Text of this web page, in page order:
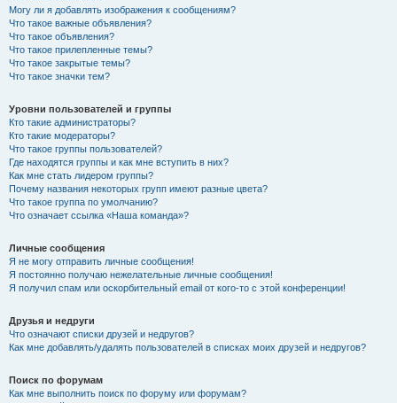
Могу ли я добавлять изображения к сообщениям?
Что такое важные объявления?
Что такое объявления?
Что такое прилепленные темы?
Что такое закрытые темы?
Что такое значки тем?
Уровни пользователей и группы
Кто такие администраторы?
Кто такие модераторы?
Что такое группы пользователей?
Где находятся группы и как мне вступить в них?
Как мне стать лидером группы?
Почему названия некоторых групп имеют разные цвета?
Что такое группа по умолчанию?
Что означает ссылка «Наша команда»?
Личные сообщения
Я не могу отправить личные сообщения!
Я постоянно получаю нежелательные личные сообщения!
Я получил спам или оскорбительный email от кого-то с этой конференции!
Друзья и недруги
Что означают списки друзей и недругов?
Как мне добавлять/удалять пользователей в списках моих друзей и недругов?
Поиск по форумам
Как мне выполнить поиск по форуму или форумам?